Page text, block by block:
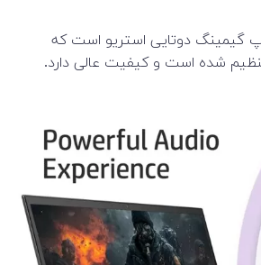
گیمینگ دوتایی استریو است که